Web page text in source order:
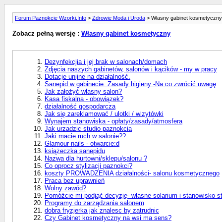
Forum Paznokcie Wzorki.Info > Zdrowie Moda i Uroda > Własny gabinet kosmetyczny
Zobacz pełną wersję : Własny gabinet kosmetyczny
Dezynfekcjia i jej brak w salonach/domach
Zdjęcia naszych gabinetów, salonów i kącików - my w pracy
Dotacje unijne na działalność.
Sanepid w gabinecie. Zasady higieny -Na co zwrócić uwagę
Jak założyć własny salon?
Kasa fiskalna - obowiązek?
działalność gospodarcza
Jak się zareklamować / ulotki / wizytówki
Wynajem stanowiska - opłaty/zasady/atmosfera
Jak urzadzic studio paznokcia
Jaki macie ruch w salonie??
Glamour nails - otwarcie:d
książeczka sanepidu
Nazwa dla hurtowni/sklepu/salonu ?
Co oprocz stylizacji paznokci?
koszty PROWADZENIA działalności- salonu kosmetycznego
Praca bez uprawnień
Wolny zawód?
Pomóżcie mi podjąć decyzję- własne solarium i stanowisko
Programy do zarządzania salonem
dobra fryzjerka jak znalesc by zatrudnic
Czy Gabinet kosmetyczny na wsi ma sens?